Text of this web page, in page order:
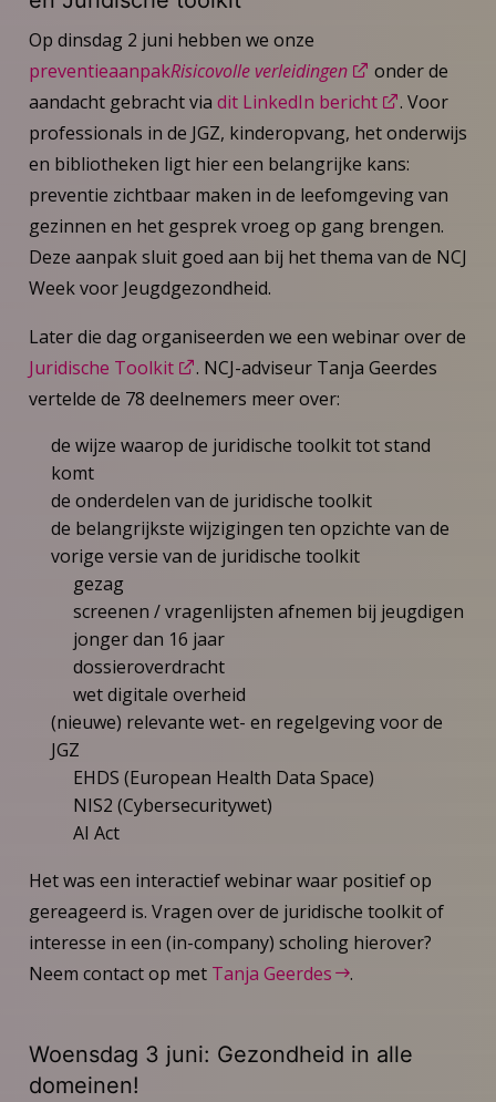
Op dinsdag 2 juni hebben we onze
preventieaanpakRisicovolle verleidingen
onder de
aandacht gebracht via dit LinkedIn bericht
. Voor
professionals in de JGZ, kinderopvang, het onderwijs
en bibliotheken ligt hier een belangrijke kans:
preventie zichtbaar maken in de leefomgeving van
gezinnen en het gesprek vroeg op gang brengen.
Deze aanpak sluit goed aan bij het thema van de NCJ
Week voor Jeugdgezondheid.
Later die dag organiseerden we een webinar over de
Juridische Toolkit
. NCJ-adviseur Tanja Geerdes
vertelde de 78 deelnemers meer over:
de wijze waarop de juridische toolkit tot stand
komt
de onderdelen van de juridische toolkit
de belangrijkste wijzigingen ten opzichte van de
vorige versie van de juridische toolkit
gezag
screenen / vragenlijsten afnemen bij jeugdigen
jonger dan 16 jaar
dossieroverdracht
wet digitale overheid
(nieuwe) relevante wet- en regelgeving voor de
JGZ
EHDS (European Health Data Space)
NIS2 (Cybersecuritywet)
AI Act
Het was een interactief webinar waar positief op
gereageerd is. Vragen over de juridische toolkit of
interesse in een (in-company) scholing hierover?
Neem contact op met Tanja Geerdes .
Woensdag 3 juni: Gezondheid in alle
domeinen!